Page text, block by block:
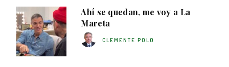
Ahí se quedan, me voy a La
Mareta
CLEMENTE POLO